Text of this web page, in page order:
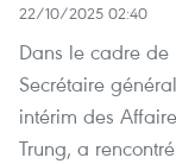
22/10/2025 02:40
Dans le cadre
Secrétaire
intérim des
Trung, a